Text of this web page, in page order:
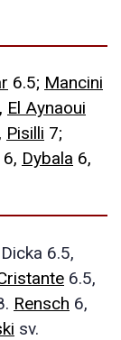
6.5; Mancini
El Aynaoui
Pisilli 7;
6, Dybala 6,
6.5,
6.5,
Rensch 6,
sv.